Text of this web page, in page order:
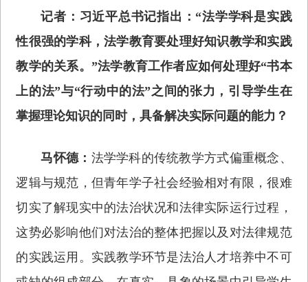
记者：习近平总书记指出：“法学学科是实践
性很强的学科，法学教育要处理好知识教学和实践
教学的关系。”法学教育工作者应如何处理好“书本
上的法”与“行动中的法”之间的张力，引导学生在
掌握理论知识的同时，具备解决实际问题的能力？
马怀德： 法学学科的传统教学方式偏重概念、
逻辑与规范，但青年学子社会经验相对有限，很难
切实了解现实中的法治状况和法律实际运行过程，
这势必影响他们对法治的整体把握以及对法律规范
的实践运用。实践教学环节是法治人才培养中不可